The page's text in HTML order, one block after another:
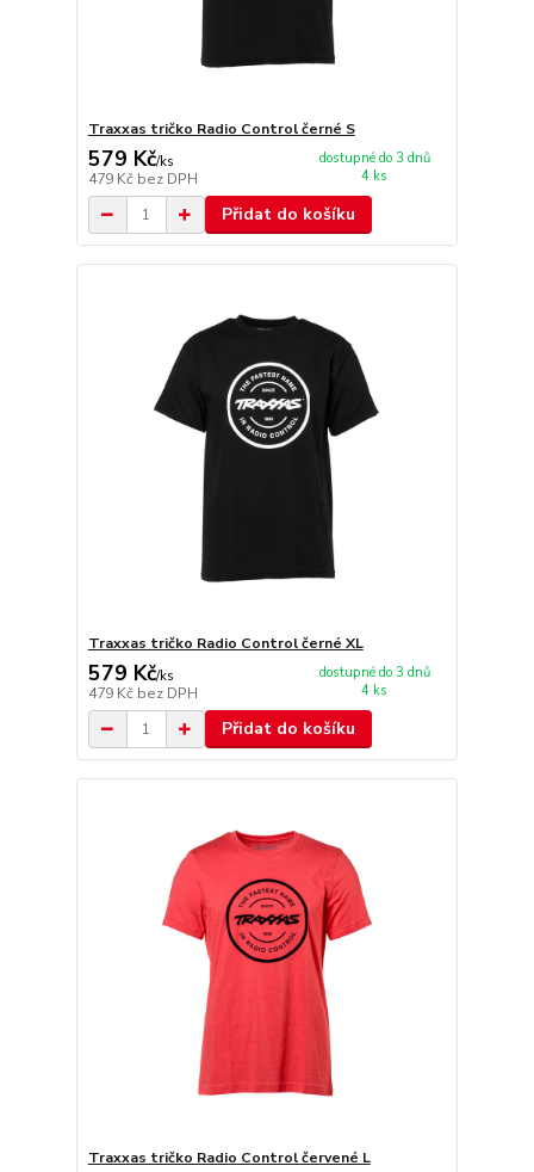
Traxxas tričko Radio Control černé S
579 Kč/ks
479 Kč bez DPH
dostupné do 3 dnů
4 ks
Přidat do košíku
Traxxas tričko Radio Control černé XL
579 Kč/ks
479 Kč bez DPH
dostupné do 3 dnů
4 ks
Přidat do košíku
Traxxas tričko Radio Control červené L